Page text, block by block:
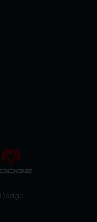
Dodge